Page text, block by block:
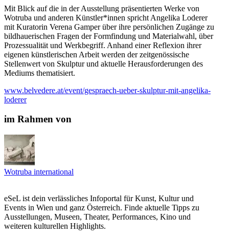
Mit Blick auf die in der Ausstellung präsentierten Werke von
Wotruba und anderen Künstler*innen spricht Angelika Loderer
mit Kuratorin Verena Gamper über ihre persönlichen Zugänge zu
bildhauerischen Fragen der Formfindung und Materialwahl, über
Prozessualität und Werkbegriff. Anhand einer Reflexion ihrer
eigenen künstlerischen Arbeit werden der zeitgenössische
Stellenwert von Skulptur und aktuelle Herausforderungen des
Mediums thematisiert.
www.belvedere.at/event/gespraech-ueber-skulptur-mit-angelika-
loderer
im Rahmen von
Wotruba international
eSeL ist dein verlässliches Infoportal für Kunst, Kultur und
Events in Wien und ganz Österreich. Finde aktuelle Tipps zu
Ausstellungen, Museen, Theater, Performances, Kino und
weiteren kulturellen Highlights.